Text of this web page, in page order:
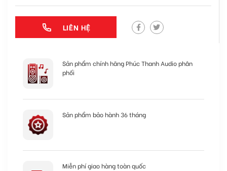
LIÊN HỆ
Sản phẩm chính hãng Phúc Thanh Audio phân
phối
Sản phẩm bảo hành 36 tháng
Miễn phí giao hàng toàn quốc